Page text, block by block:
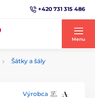
+420 731 315 486
Menu
Šátky a šály
Výrobca